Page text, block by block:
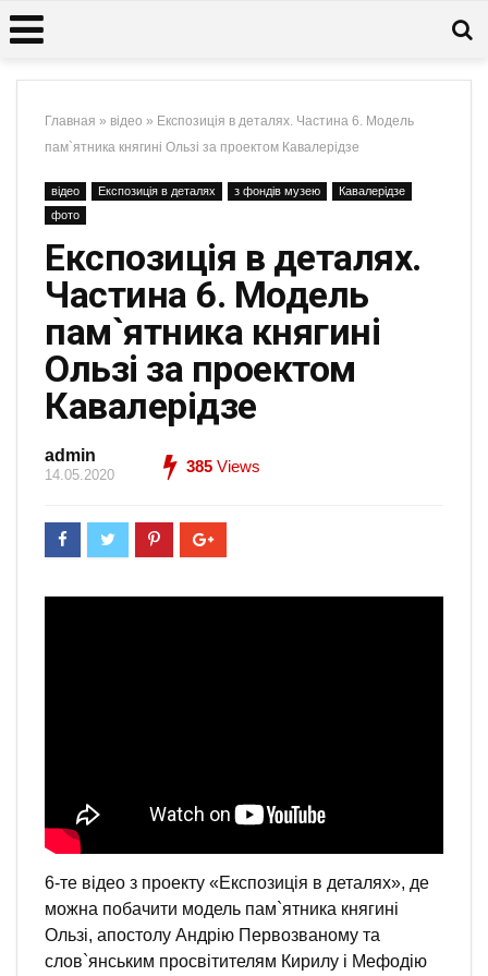
Главная » відео » Експозиція в деталях. Частина 6. Модель
пам`ятника княгині Ользі за проектом Кавалерідзе
відео Експозиція в деталях з фондів музею
Кавалерідзе
фото
Експозиція в деталях.
Частина 6. Модель
пам`ятника княгині
Ользі за проектом
Кавалерідзе
admin
14.05.2020 385 Views
6-те відео з проекту «Експозиція в деталях», де
можна побачити модель пам`ятника княгині
Ользі, апостолу Андрію Первозваному та
слов`янським просвітителям Кирилу і Мефодію